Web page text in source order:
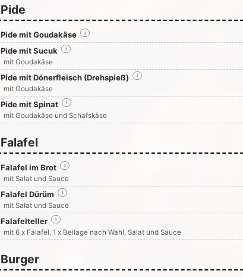
Pide
Pide mit Goudakäse i
Pide mit Sucuk i
mit Goudakäse
Pide mit Dönerfleisch (Drehspieß) i
mit Goudakäse
Pide mit Spinat i
mit Goudakäse und Schafskäse
Falafel
Falafel im Brot i
mit Salat und Sauce
Falafel Dürüm i
mit Salat und Sauce
Falafelteller i
mit 6 x Falafel, 1 x Beilage nach Wahl, Salat und Sauce
Burger